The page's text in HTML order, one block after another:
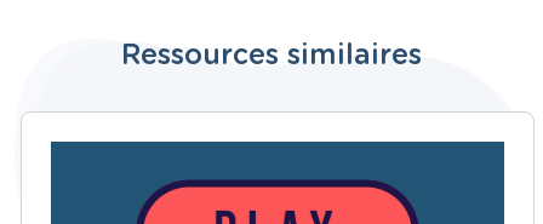
Ressources similaires